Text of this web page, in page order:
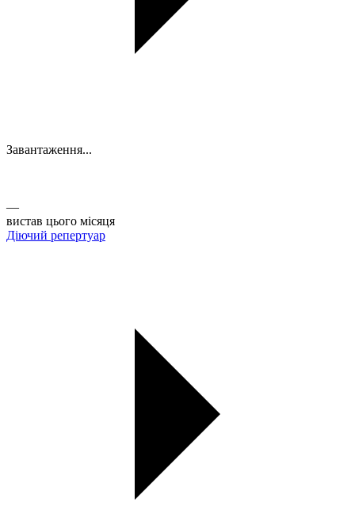
Завантаження...
—
вистав цього місяця
Діючий репертуар